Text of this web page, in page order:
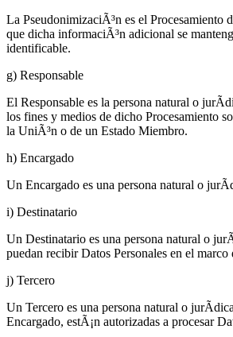
La PseudonimizaciÃ³n es el Procesamiento
que dicha informaciÃ³n adicional se
identificable.
g) Responsable
El Responsable es la persona natural o
los fines y medios de dicho Procesamiento
la UniÃ³n o de un Estado Miembro.
h) Encargado
Un Encargado es una persona natural o
i) Destinatario
Un Destinatario es una persona natural o
puedan recibir Datos Personales en el
j) Tercero
Un Tercero es una persona natural o
Encargado, estÃ¡n autorizadas a procesar